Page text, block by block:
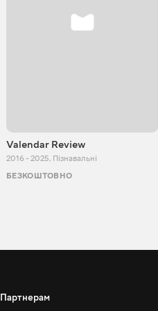
Valendar Review
2016 - 2025, Пізнавальні
БЕЗКОШТОВНО
Партнерам